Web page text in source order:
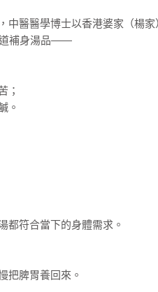
中醫醫學博士以香港婆家（楊
道補身湯品——
；
。
都符合當下的身體需求。
把脾胃養回來。